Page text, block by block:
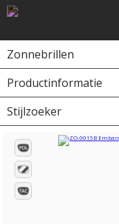
Zonnebrillen
Productinformatie
Stijlzoeker
Home Zonnebrillen